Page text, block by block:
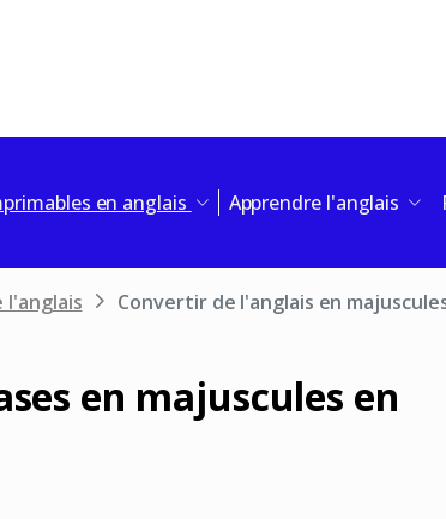
en anglais Apprendre l'anglais
l'anglais Convertir de l'anglais en
en majuscules en